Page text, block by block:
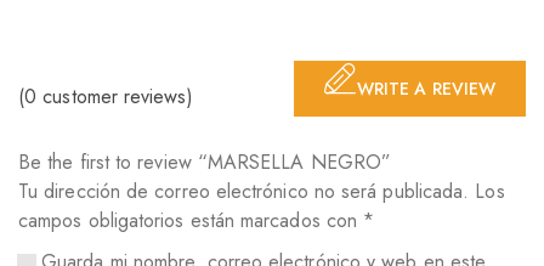
(0 customer reviews) WRITE A REVIEW
Be the first to review “MARSELLA NEGRO”
Tu dirección de correo electrónico no será publicada. Los
campos obligatorios están marcados con *